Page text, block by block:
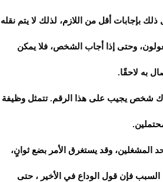
بإجابات أقل من اللازم، لذلك لا يتم نقله
وحتى إذا أجاب الشخص، فلا يمكن
به لاحقًا.
شخص يجيب على هذا الرقم. تتمثل وظيفة
المشغلين، وقد يستغرق الأمر بضع ثوانٍ،
فإن قول الوداع في الأخير ، حتى